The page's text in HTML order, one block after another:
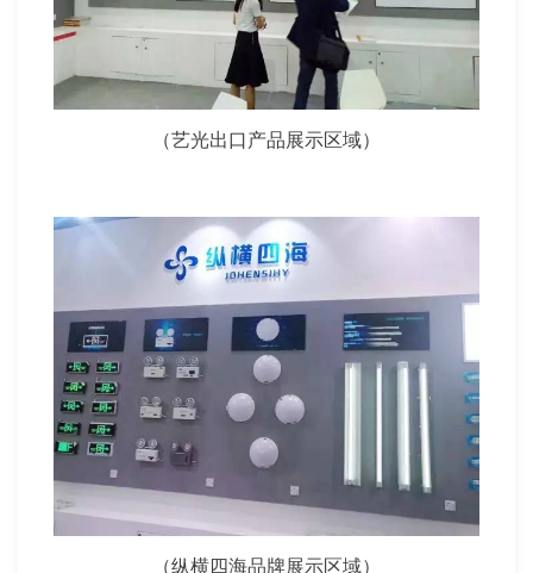
（艺光出口产品展示区域）
（纵横四海品牌展示区域）